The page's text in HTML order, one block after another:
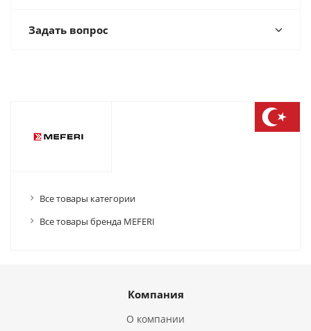
Задать вопрос
Все товары категории
Все товары бренда MEFERI
Компания
О компании